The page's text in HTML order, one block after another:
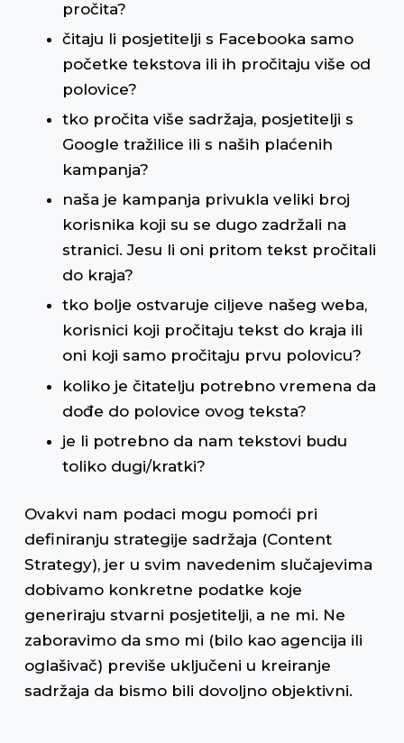
pročita?
čitaju li posjetitelji s Facebooka samo
početke tekstova ili ih pročitaju više od
polovice?
tko pročita više sadržaja, posjetitelji s
Google tražilice ili s naših plaćenih
kampanja?
naša je kampanja privukla veliki broj
korisnika koji su se dugo zadržali na
stranici. Jesu li oni pritom tekst pročitali
do kraja?
tko bolje ostvaruje ciljeve našeg weba,
korisnici koji pročitaju tekst do kraja ili
oni koji samo pročitaju prvu polovicu?
koliko je čitatelju potrebno vremena da
dođe do polovice ovog teksta?
je li potrebno da nam tekstovi budu
toliko dugi/kratki?
Ovakvi nam podaci mogu pomoći pri
definiranju strategije sadržaja (Content
Strategy), jer u svim navedenim slučajevima
dobivamo konkretne podatke koje
generiraju stvarni posjetitelji, a ne mi. Ne
zaboravimo da smo mi (bilo kao agencija ili
oglašivač) previše uključeni u kreiranje
sadržaja da bismo bili dovoljno objektivni.